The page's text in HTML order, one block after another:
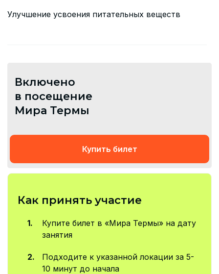
Улучшение усвоения питательных веществ
Включено
в посещение
Мира Термы
Купить билет
Как принять участие
Купите билет в «Мира Термы» на дату
занятия
Подходите к указанной локации за 5-
10 минут до начала